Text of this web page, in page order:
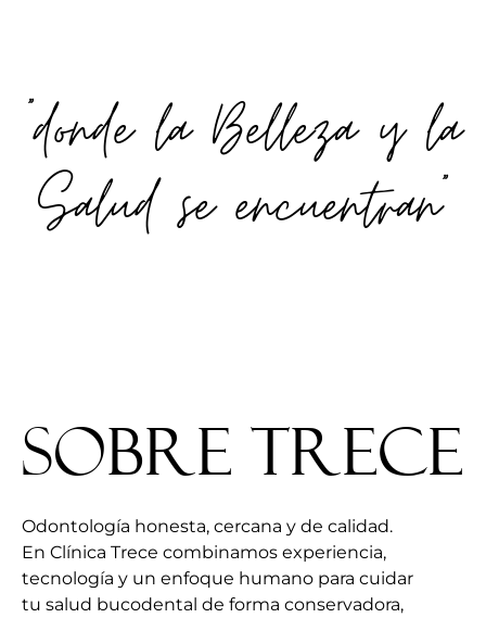
"donde la Belleza y la
Salud se encuentran"
Sobre trece
Odontología honesta, cercana y de calidad.
En Clínica Trece combinamos experiencia,
tecnología y un enfoque humano para cuidar
tu salud bucodental de forma conservadora,